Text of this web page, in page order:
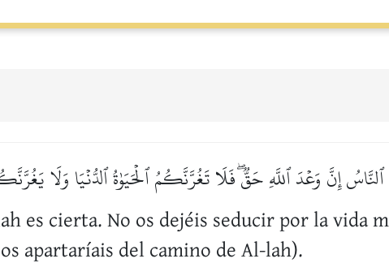
ٱلنَّاسُ إِنَّ وَعۡدَ ٱللَّهِ حَقّٞۖ فَلَا تَغُرَّنَّكُمُ ٱلۡحَيَوٰةُ ٱلدُّنۡيَا وَلَا
es cierta. No os dejéis seducir por la vida
apartaríais del camino de Al-lah).